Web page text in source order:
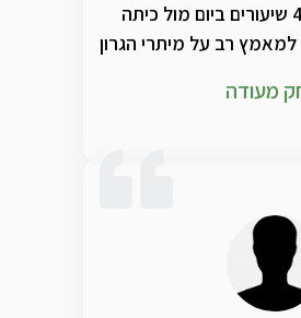
נצטרכתי למסור 4 שיעורים ביום מול כיתה
רב על מיתרי הגרון
בגרון. נפיחות. ממש
הסב לי עגמת נפש
שתיתי ברציפות
תוך כדי רכשתי מחנות
מוצר שמזכרוני מדובר
מיתרי הקול. ותוך זמן קצר
מעודה